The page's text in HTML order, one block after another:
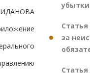
убытки
Статья
за
Статья